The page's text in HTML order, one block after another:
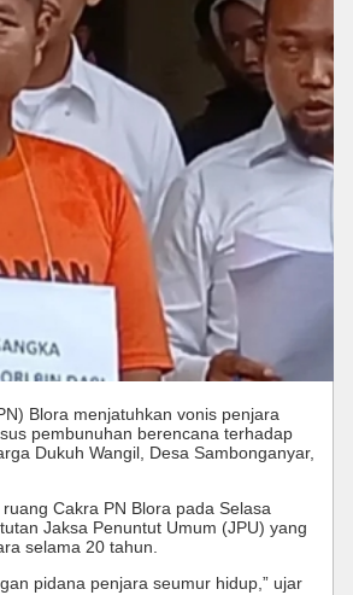
Blora menjatuhkan vonis penjara
pembunuhan berencana terhadap
Dukuh Wangil, Desa Sambonganyar,
Cakra PN Blora pada Selasa
Jaksa Penuntut Umum (JPU) yang
selama 20 tahun.
pidana penjara seumur hidup,” ujar